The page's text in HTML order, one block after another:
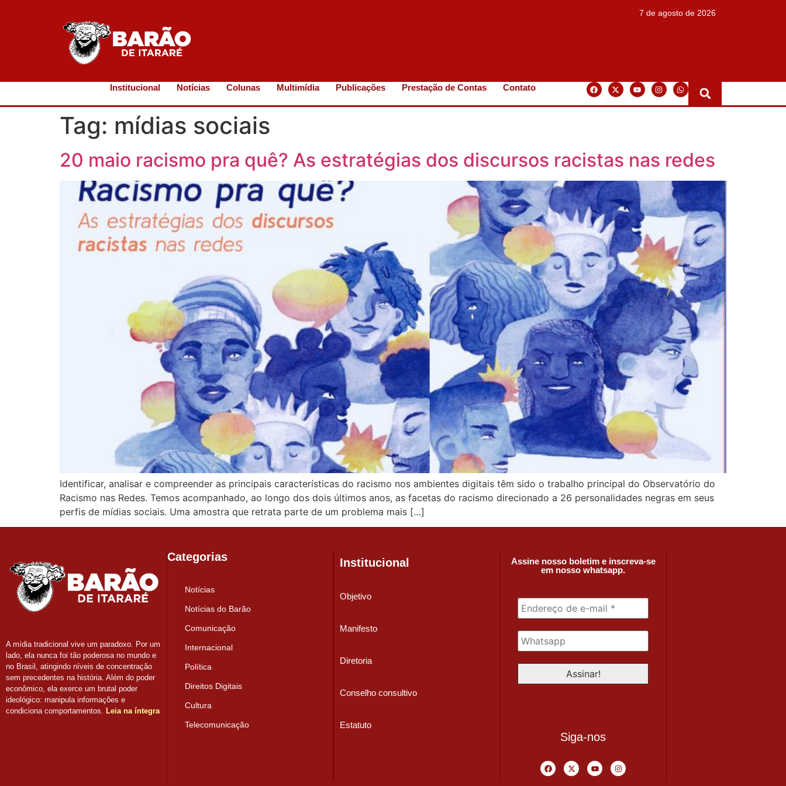
7 de agosto de 2026
Institucional Notícias Colunas Multimídia Publicações Prestação de Contas Contato
Tag: mídias sociais
20 maio racismo pra quê? As estratégias dos discursos racistas nas redes
Identificar, analisar e compreender as principais características do racismo nos ambientes digitais têm sido o trabalho principal do Observatório do
Racismo nas Redes. Temos acompanhado, ao longo dos dois últimos anos, as facetas do racismo direcionado a 26 personalidades negras em seus
perfis de mídias sociais. Uma amostra que retrata parte de um problema mais […]
A mídia tradicional vive um paradoxo. Por um
lado, ela nunca foi tão poderosa no mundo e
no Brasil, atingindo níveis de concentração
sem precedentes na história. Além do poder
econômico, ela exerce um brutal poder
ideológico: manipula informações e
condiciona comportamentos.
Leia na íntegra
Categorias
Notícias
Notícias do Barão
Comunicação
Internacional
Política
Direitos Digitais
Cultura
Telecomunicação
Institucional
Objetivo
Manifesto
Diretoria
Conselho consultivo
Estatuto
Assine nosso boletim e inscreva-se
em nosso whatsapp.
Siga-nos